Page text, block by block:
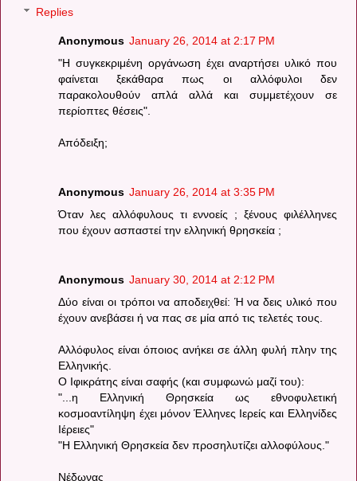
Replies
Anonymous January 26, 2014 at 2:17 PM
"Η συγκεκριμένη οργάνωση έχει αναρτήσει υλικό που
φαίνεται ξεκάθαρα πως οι αλλόφυλοι δεν
παρακολουθούν απλά αλλά και συμμετέχουν σε
περίοπτες θέσεις".
Απόδειξη;
Anonymous January 26, 2014 at 3:35 PM
Όταν λες αλλόφυλους τι εννοείς ; ξένους φιλέλληνες
που έχουν ασπαστεί την ελληνική θρησκεία ;
Anonymous January 30, 2014 at 2:12 PM
Δύο είναι οι τρόποι να αποδειχθεί: Ή να δεις υλικό που
έχουν ανεβάσει ή να πας σε μία από τις τελετές τους.
Αλλόφυλος είναι όποιος ανήκει σε άλλη φυλή πλην της
Ελληνικής.
Ο Ιφικράτης είναι σαφής (και συμφωνώ μαζί του):
"...η Ελληνική Θρησκεία ως εθνοφυλετική
κοσμοαντίληψη έχει μόνον Έλληνες Ιερείς και Ελληνίδες
Ιέρειες"
"Η Ελληνική Θρησκεία δεν προσηλυτίζει αλλοφύλους."
Νέδωνας